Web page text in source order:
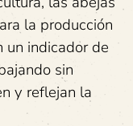
la producción
un indicador de
sin
y reflejan la